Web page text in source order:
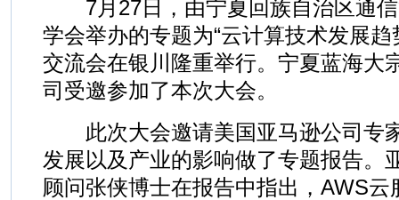
7月27日，由宁夏回族自治区通信
学会举办的专题为“云计算技术发展
交流会在银川隆重举行。宁夏蓝海大
司受邀参加了本次大会。
此次大会邀请美国亚马逊公司专
发展以及产业的影响做了专题报告。
顾问张侠博士在报告中指出，AWS